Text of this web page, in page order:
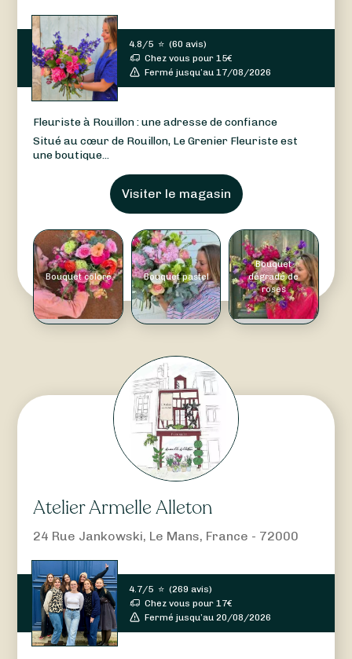
4.8/5 ⭐ (60 avis)
Chez vous pour15€
Fermé jusqu’au 17/08/2026
Fleuriste à Rouillon : une adresse de confiance
Situé au cœur de Rouillon, Le Grenier Fleuriste est
une boutique...
Visiter le magasin
Bouquet coloré Bouquet pastel
Bouquet
dégradé de
roses
Atelier Armelle Alleton
24 Rue Jankowski, Le Mans, France - 72000
4.7/5 ⭐ (269 avis)
Chez vous pour17€
Fermé jusqu’au 20/08/2026